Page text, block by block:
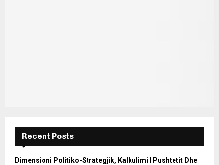
Recent Posts
Dimensioni Politiko-Strategjik, Kalkulimi I Pushtetit Dhe